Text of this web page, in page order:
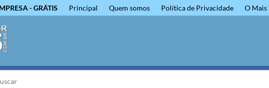
- GRÁTIS Principal Quem somos Política de Privacidade O Mais